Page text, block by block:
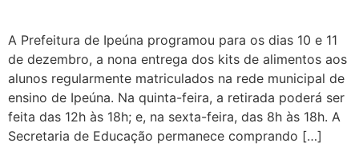
A Prefeitura de Ipeúna programou para os dias 10 e 11
de dezembro, a nona entrega dos kits de alimentos aos
alunos regularmente matriculados na rede municipal de
ensino de Ipeúna. Na quinta-feira, a retirada poderá ser
feita das 12h às 18h; e, na sexta-feira, das 8h às 18h. A
Secretaria de Educação permanece comprando […]